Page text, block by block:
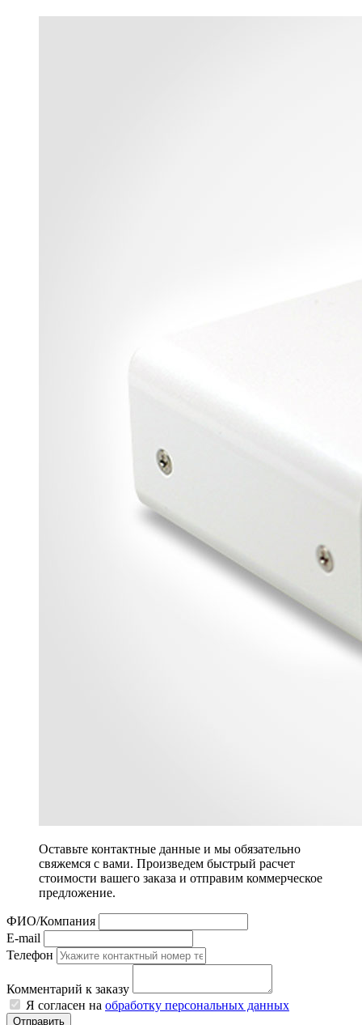
Оставьте контактные данные и мы обязательно
свяжемся с вами. Произведем быстрый расчет
стоимости вашего заказа и отправим коммерческое
предложение.
ФИО/Компания
E-mail
Телефон
Комментарий к заказу
Я согласен на обработку персональных данных
Отправить